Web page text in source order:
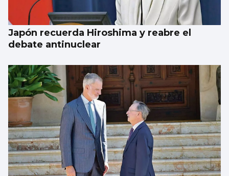
Japón recuerda Hiroshima y reabre el
debate antinuclear